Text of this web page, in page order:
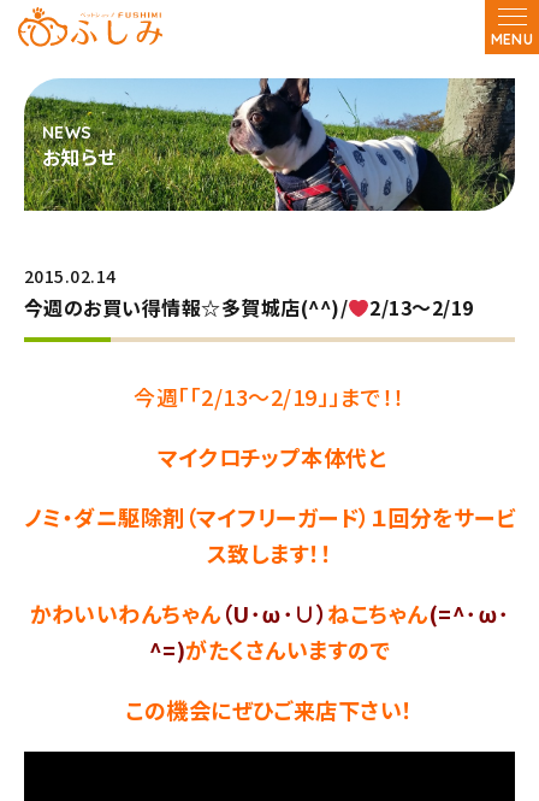
MENU
お知らせ
2015.02.14
今週のお買い得情報☆多賀城店(^^)/ 2/13～2/19
今週「「2/13～2/19」」まで！！
マイクロチップ本体代と
ノミ・ダニ駆除剤（マイフリーガード）１回分をサービ
ス致します！！
かわいいわんちゃん（U･ω･∪）ねこちゃん(=^･ω･
^=)がたくさんいますので
この機会にぜひご来店下さい！